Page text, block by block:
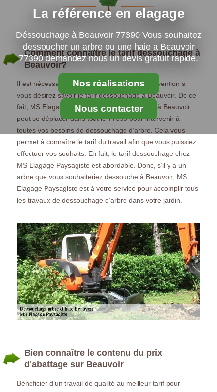
La référence en elagage
Déssouchage à Beauvoir 77390 Vous souhaitez
dessoucher un arbre ou une haie a Beauvoir
77390 demandez nous un devis gratuit rapide.
Nos réalisations
Nous contacter
Comment connaître le tarif dessouchage à
Beauvoir?
Il est nécessaire de faire une demande d’intervention si
vous désirez savoir le tarif dessouchage à Beauvoir. De ce
fait, MS Elagage Paysagiste en dessouchage à Beauvoir
peut se déplacer dans tout le 77390 pour intervenir à
toutes vos besoins de dessouchage d’arbre. Cela vous
permet à connaître le tarif du travail afin que vous puissiez
effectuer vos souhaits. En fait, le tarif dessouchage chez
MS Elagage Paysagiste est abordable. Donc, s’il y a un
arbre que vous souhaiteriez dessouche à Beauvoir; MS
Elagage Paysagiste est à votre service pour accomplir tous
les travaux de dessouchage d’arbre dans votre jardin.
Bien connaître le contenu du prix
d’abattage sur Beauvoir
Bénéficier d’un travail de qualité au meilleur tarif pour